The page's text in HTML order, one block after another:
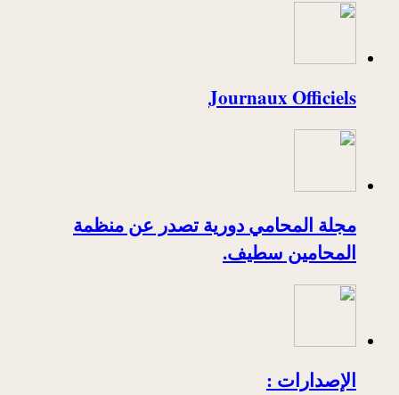
Journaux Officiels
مجلة المحامي دورية تصدر عن منظمة
المحامين سطيف.
الإصدارات :